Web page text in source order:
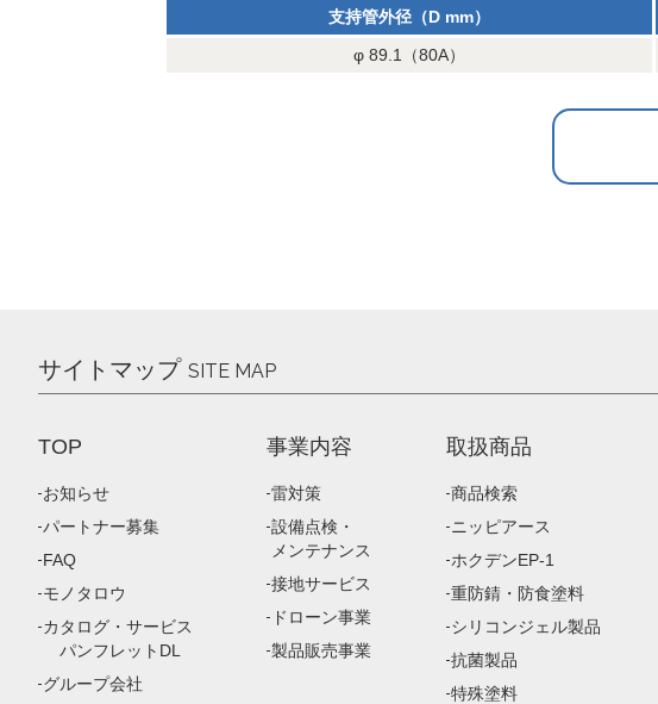
支持管外径（D mm）
φ 89.1（80A）
サイトマップ SITE MAP
TOP
お知らせ
パートナー募集
FAQ
モノタロウ
カタログ・サービス
パンフレットDL
グループ会社
事業内容
雷対策
設備点検・
メンテナンス
接地サービス
ドローン事業
製品販売事業
取扱商品
商品検索
ニッピアース
ホクデンEP-1
重防錆・防食塗料
シリコンジェル製品
抗菌製品
特殊塗料